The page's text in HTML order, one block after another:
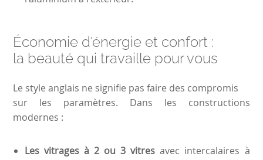
Économie d'énergie et confort :
la beauté qui travaille pour vous
Le style anglais ne signifie pas faire des compromis
sur les paramètres. Dans les constructions
modernes :
Les vitrages à 2 ou 3 vitresavec intercalaires à